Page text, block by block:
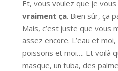
Et, vous voulez que je vous
vraiment ça. Bien sûr, ça
Mais, c’est juste que vous
assez encore. L’eau et
poissons et moi…. Et voilà
masque, un tuba, des